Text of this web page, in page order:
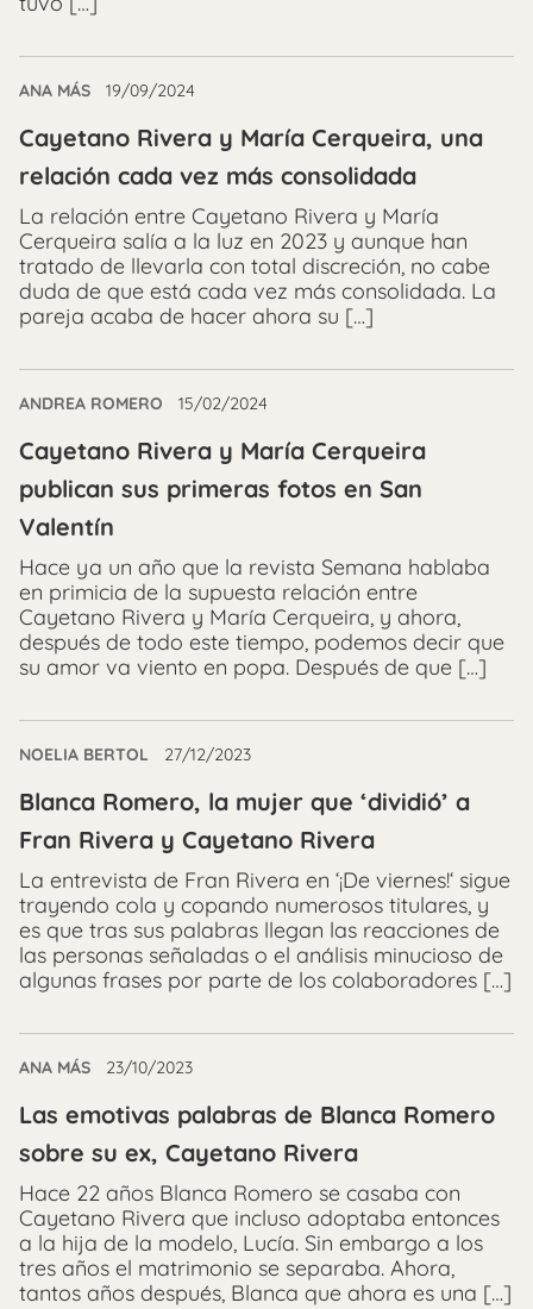
ANA MÁS 19/09/2024
Cayetano Rivera y María Cerqueira, una
relación cada vez más consolidada
La relación entre Cayetano Rivera y María
Cerqueira salía a la luz en 2023 y aunque han
tratado de llevarla con total discreción, no cabe
duda de que está cada vez más consolidada. La
pareja acaba de hacer ahora su […]
ANDREA ROMERO 15/02/2024
Cayetano Rivera y María Cerqueira
publican sus primeras fotos en San
Valentín
Hace ya un año que la revista Semana hablaba
en primicia de la supuesta relación entre
Cayetano Rivera y María Cerqueira, y ahora,
después de todo este tiempo, podemos decir que
su amor va viento en popa. Después de que […]
NOELIA BERTOL 27/12/2023
Blanca Romero, la mujer que ‘dividió’ a
Fran Rivera y Cayetano Rivera
La entrevista de Fran Rivera en ‘¡De viernes!‘ sigue
trayendo cola y copando numerosos titulares, y
es que tras sus palabras llegan las reacciones de
las personas señaladas o el análisis minucioso de
algunas frases por parte de los colaboradores […]
ANA MÁS 23/10/2023
Las emotivas palabras de Blanca Romero
sobre su ex, Cayetano Rivera
Hace 22 años Blanca Romero se casaba con
Cayetano Rivera que incluso adoptaba entonces
a la hija de la modelo, Lucía. Sin embargo a los
tres años el matrimonio se separaba. Ahora,
tantos años después, Blanca que ahora es una […]